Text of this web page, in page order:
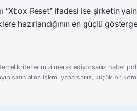
“Xbox Reset” ifadesi ise şirketin
hazırlandığının en güçlü
kriterlerimizi merak ediyorsanız haber
satın alma işlemi yaparsanız, küçük bir